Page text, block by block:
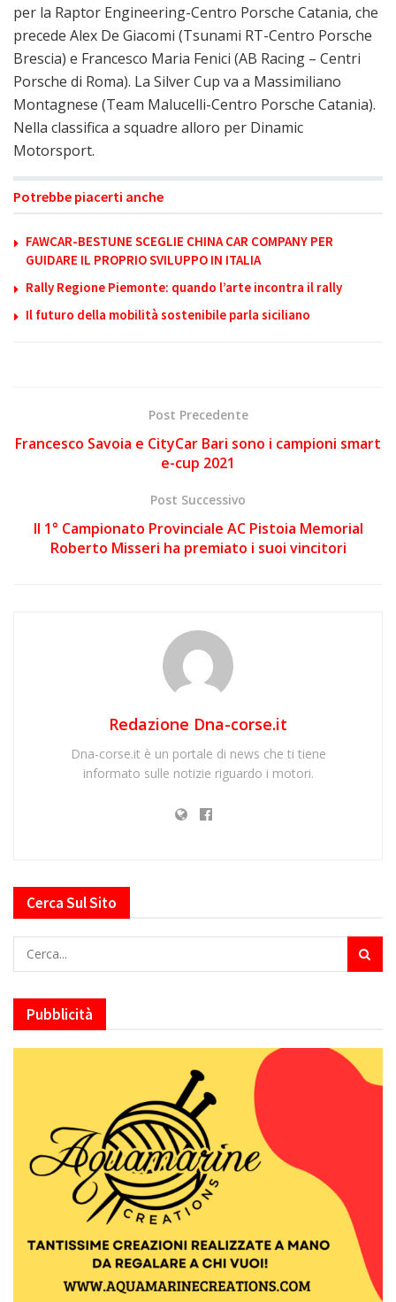
per la Raptor Engineering-Centro Porsche Catania, che
precede Alex De Giacomi (Tsunami RT-Centro Porsche
Brescia) e Francesco Maria Fenici (AB Racing – Centri
Porsche di Roma). La Silver Cup va a Massimiliano
Montagnese (Team Malucelli-Centro Porsche Catania).
Nella classifica a squadre alloro per Dinamic
Motorsport.
Potrebbe piacerti anche
FAWCAR-BESTUNE SCEGLIE CHINA CAR COMPANY PER
GUIDARE IL PROPRIO SVILUPPO IN ITALIA
Rally Regione Piemonte: quando l’arte incontra il rally
Il futuro della mobilità sostenibile parla siciliano
Post Precedente
Francesco Savoia e CityCar Bari sono i campioni smart
e-cup 2021
Post Successivo
Il 1° Campionato Provinciale AC Pistoia Memorial
Roberto Misseri ha premiato i suoi vincitori
Redazione Dna-corse.it
Dna-corse.it è un portale di news che ti tiene
informato sulle notizie riguardo i motori.
Cerca Sul Sito
Pubblicità